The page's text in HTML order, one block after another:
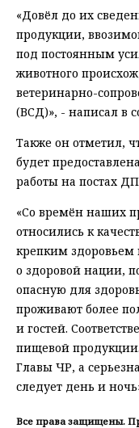
«Довёл до их
продукции,
под постоянным
животного
ветеринарно-
(ВСД)», - написал в
Также он отметил,
будет
работы на постах
«Со времён наших
относились к
крепким здоровьем
о здоровой нации,
опасную для
проживают более
и гостей.
пищевой
Главы ЧР, а
следует день и
Все права защищены.